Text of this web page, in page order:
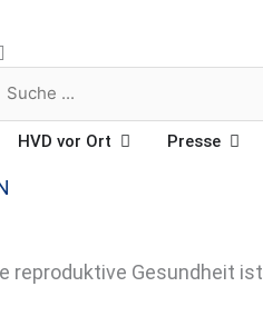
Praktischer Humanismus
HVD vor Ort Öffne HVD vor Ort
Presse
reproduktive Gesundheit